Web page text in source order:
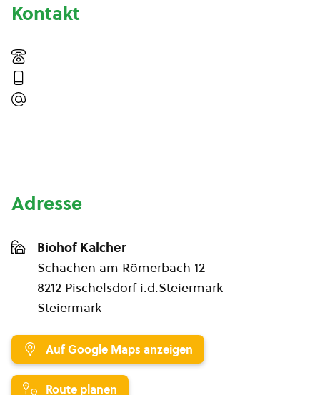
Kontakt
Adresse
Biohof Kalcher
Schachen am Römerbach 12
8212 Pischelsdorf i.d.Steiermark
Steiermark
Auf Google Maps anzeigen
Route planen